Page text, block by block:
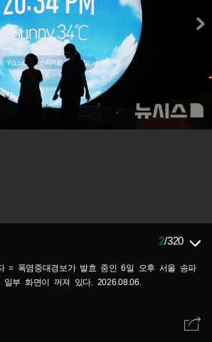
2/320
= 폭염중대경보가 발효 중인 6일 오후 서울 송파
부 화면이 꺼져 있다. 2026.08.06.